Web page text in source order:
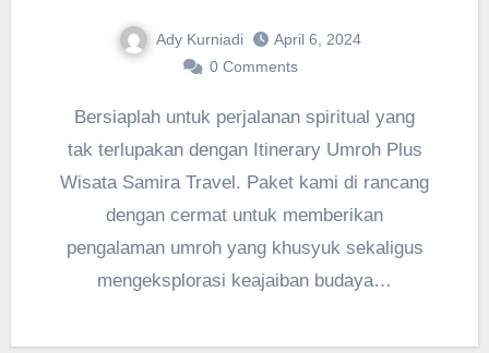
Ady Kurniadi
April 6, 2024
0 Comments
Bersiaplah untuk perjalanan spiritual yang
tak terlupakan dengan Itinerary Umroh Plus
Wisata Samira Travel. Paket kami di rancang
dengan cermat untuk memberikan
pengalaman umroh yang khusyuk sekaligus
mengeksplorasi keajaiban budaya…